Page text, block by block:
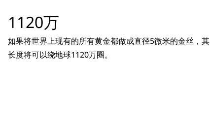
1120万
如果将世界上现有的所有黄金都做成直径5微米的金丝，其
长度将可以绕地球1120万圈。